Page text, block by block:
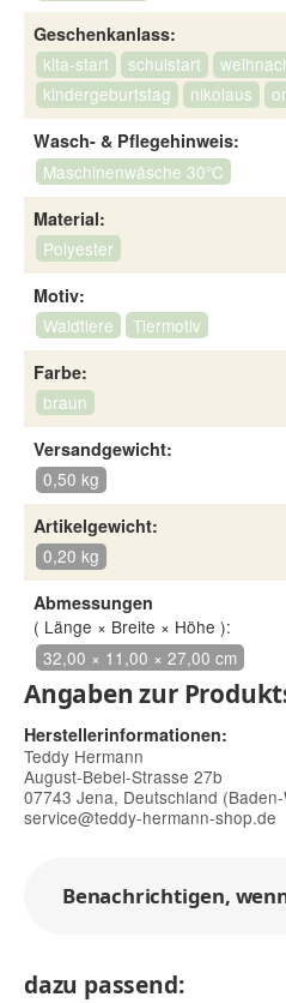
Geschenkanlass:
kita-start
schulstart
kindergeburtstag
nikolaus
Wasch- & Pflegehinweis:
Maschinenwäsche 30°C
Material:
Polyester
Motiv:
Waldtiere
Tiermotiv
Farbe:
braun
Versandgewicht:
0,50 kg
Artikelgewicht:
0,20 kg
Abmessungen
( Länge × Breite × Höhe ):
32,00 × 11,00 × 27,00 cm
Angaben zur
Herstellerinformationen:
Teddy Hermann
August-Bebel-Strasse 27b
07743 Jena, Deutschland
service@teddy-hermann-shop.de
Benachrichtigen,
dazu passend: